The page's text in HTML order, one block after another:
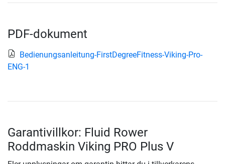
PDF-dokument
Bedienungsanleitung-FirstDegreeFitness-Viking-Pro-
ENG-1
Garantivillkor: Fluid Rower
Roddmaskin Viking PRO Plus V